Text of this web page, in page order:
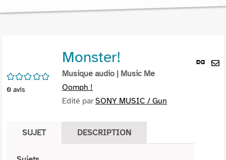
Lien
/5
0 avis
Monster!
Musique audio | Music Me
Oomph !
Edité parSONY MUSIC / Gun
SUJET DESCRIPTION